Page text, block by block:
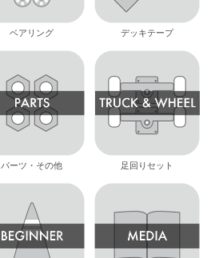
ベアリング デッキテープ
パーツ・その他 足回りセット